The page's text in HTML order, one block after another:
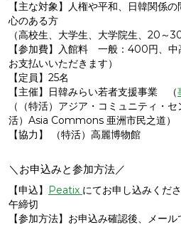
【主な対象】人権や平和、日韓関係
心のある方
（高校生、大学生、大学院生、20～
【参加費】入館料 一般：400円、
お支払いいただきます）
【定員】25名
【主催】日韓みらい若者支援事業 （
（（特活）アジア・コミュニティ・
活）Asia Commons 亜洲市民之道）
【協力】 （特活）高麗博物館
＼お申込みと参加方法／
【申込】 Peatix にてお申し込みくだ
午締切
【参加方法】お申込み確認後、メール